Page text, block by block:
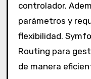
controlador.
parámetros y
flexibilidad.
Routing para
de manera